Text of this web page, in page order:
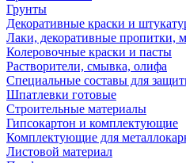
Грунты
Декоративные краски и
Лаки, декоративные пропитки,
Колеровочные краски и пасты
Растворители, смывка, олифа
Специальные составы для
Шпатлевки готовые
Строительные материалы
Гипсокартон и комплектующие
Комплектующие для
Листовой материал